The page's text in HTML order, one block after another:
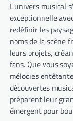
L'univers musical
exceptionnelle
redéfinir les
noms de la scène
leurs projets,
fans. Que vous
mélodies
découvertes
préparent leur
émergent pour